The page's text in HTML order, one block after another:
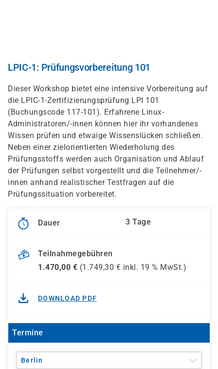
LPIC-1: Prüfungsvorbereitung 101
Dieser Workshop bietet eine intensive Vorbereitung auf
die LPIC-1-Zertifizierungsprüfung LPI 101
(Buchungscode 117-101). Erfahrene Linux-
Administratoren/-innen können hier ihr vorhandenes
Wissen prüfen und etwaige Wissenslücken schließen.
Neben einer zielorientierten Wiederholung des
Prüfungsstoffs werden auch Organisation und Ablauf
der Prüfungen selbst vorgestellt und die Teilnehmer/-
innen anhand realistischer Testfragen auf die
Prüfungssituation vorbereitet.
Dauer 3 Tage
Teilnahmegebühren
1.470,00 € (1.749,30 € inkl. 19 % MwSt.)
DOWNLOAD PDF
Termine
Berlin